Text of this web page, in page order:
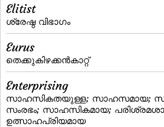
Elitist
ശ്രേഷ്ഠ വിഭാഗം
Eurus
തെക്കുകിഴക്കന്‍കാറ്റ്‌
Enterprising
സാഹസികതയുള്ള; സാഹസമായ;
സംരഭം; സാഹസികമായ;
ഉത്സാഹപ്രിയമായ